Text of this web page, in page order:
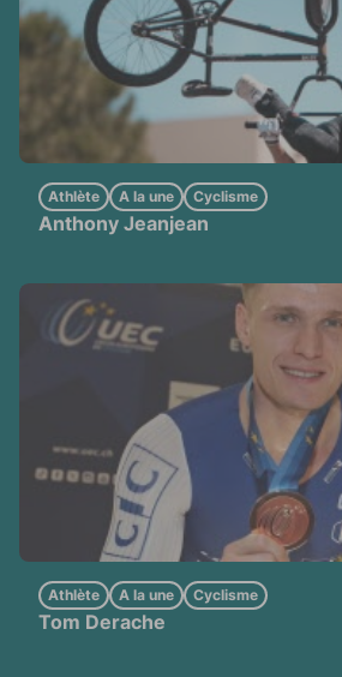
Anthony Jeanjean
Athlète A la une Cyclisme
Tom Derache
Athlète A la une Cyclisme